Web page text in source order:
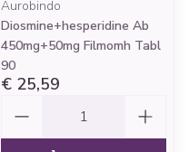
Aurobindo
Diosmine+hesperidine Ab
450mg+50mg Filmomh Tabl
90
€ 25,59